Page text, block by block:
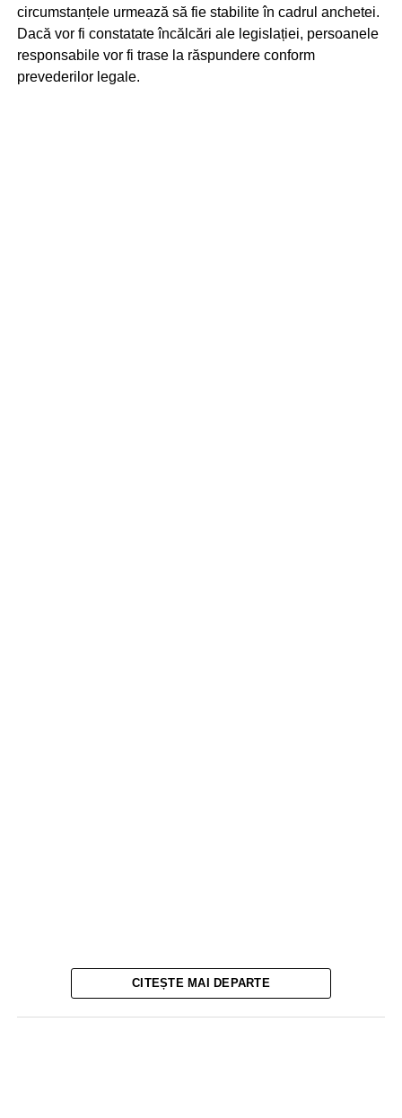
circumstanțele urmează să fie stabilite în cadrul anchetei.
Dacă vor fi constatate încălcări ale legislației, persoanele
responsabile vor fi trase la răspundere conform
prevederilor legale.
CITEȘTE MAI DEPARTE